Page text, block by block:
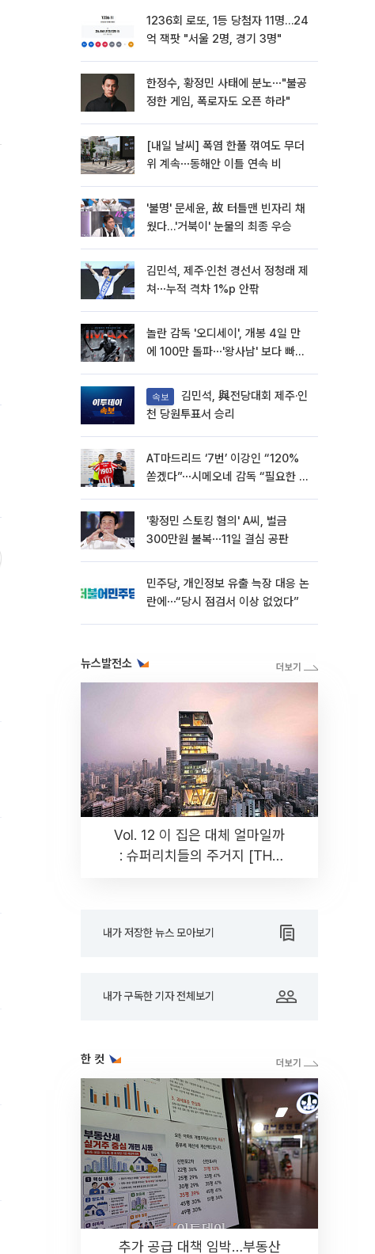
1236회 로또, 1등 당첨자 11명…24
억 잭팟 "서울 2명, 경기 3명"
한정수, 황정민 사태에 분노⋯"불공
정한 게임, 폭로자도 오픈 하라"
[내일 날씨] 폭염 한풀 꺾여도 무더
위 계속⋯동해안 이틀 연속 비
'불명' 문세윤, 故 터틀맨 빈자리 채
웠다…'거북이' 눈물의 최종 우승
김민석, 제주·인천 경선서 정청래 제
쳐⋯누적 격차 1%p 안팎
놀란 감독 '오디세이', 개봉 4일 만
에 100만 돌파⋯'왕사남' 보다 빠르
속보
천 당원투표서 승리
AT마드리드 ‘7번’ 이강인 “120%
쏟겠다”⋯시메오네 감독 “필요한 선
'황정민 스토킹 혐의' A씨, 벌금
300만원 불복⋯11일 결심 공판
민주당, 개인정보 유출 늑장 대응 논
란에⋯“당시 점검서 이상 없었다”
뉴스발전소
Vol. 12 이 집은 대체 얼마일까
: 슈퍼리치들의 주거지 [THE
내가 저장한 뉴스 모아보기
내가 구독한 기자 전체보기
한 컷
추가 공급 대책 임박…부동산